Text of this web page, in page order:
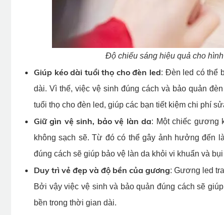
Độ chiếu sáng hiệu quả cho
Giúp kéo dài tuổi thọ cho đèn led: Đèn led có thể
dài. Vì thế, việc vệ sinh đúng cách và bảo quản
tuổi thọ cho đèn led, giúp các bạn tiết kiệm chi phí
Giữ gìn vệ sinh, bảo vệ làn da: Một chiếc gương
không sạch sẽ. Từ đó có thể gây ảnh hưởng đến
đúng cách sẽ giúp bảo vệ làn da khỏi vi khuẩn và bụi
Duy trì vẻ đẹp và độ bền của gương: Gương led
Bởi vậy việc vệ sinh và bảo quản đúng cách sẽ
bền trong thời gian dài.